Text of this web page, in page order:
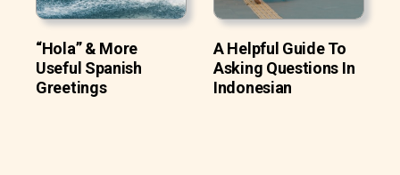
“Hola” & More
Useful Spanish
Greetings
A Helpful Guide To
Asking Questions In
Indonesian